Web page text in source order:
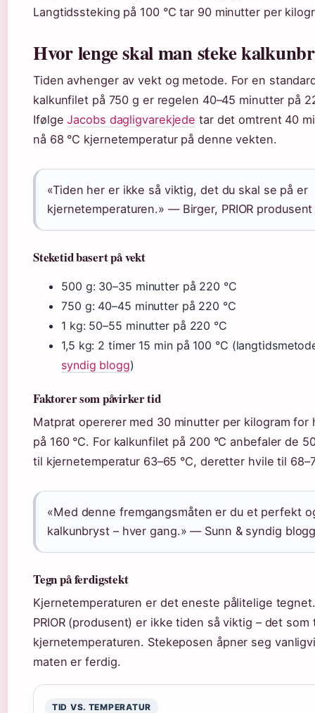
Langtidssteking på 100 °C tar 90 minutter per
Hvor lenge skal man steke
Tiden avhenger av vekt og metode. For en
kalkunfilet på 750 g er regelen 40–45 minutter på
IfølgeJacobs dagligvarekjede tar det omtrent 40
nå 68 °C kjernetemperatur på denne vekten.
«Tiden her er ikke så viktig, det du skal se på er
kjernetemperaturen.» — Birger, PRIOR produsent
Steketid basert på vekt
500 g: 30–35 minutter på 220 °C
750 g: 40–45 minutter på 220 °C
1 kg: 50–55 minutter på 220 °C
1,5 kg: 2 timer 15 min på 100 °C
syndig blogg)
Faktorer som påvirker tid
Matprat opererer med 30 minutter per kilogram for
på 160 °C. For kalkunfilet på 200 °C anbefaler de
til kjernetemperatur 63–65 °C, deretter hvile til
«Med denne fremgangsmåten er du et perfekt
kalkunbryst – hver gang.» — Sunn & syndig
Tegn på ferdigstekt
Kjernetemperaturen er det eneste pålitelige
PRIOR (produsent) er ikke tiden så viktig – det som
kjernetemperaturen. Stekeposen åpner seg
maten er ferdig.
TID VS. TEMPERATUR